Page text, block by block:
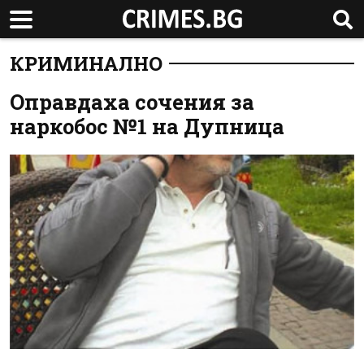
КРИМИНАЛНО
Oправдаха сочения за
наркобос №1 на Дупница